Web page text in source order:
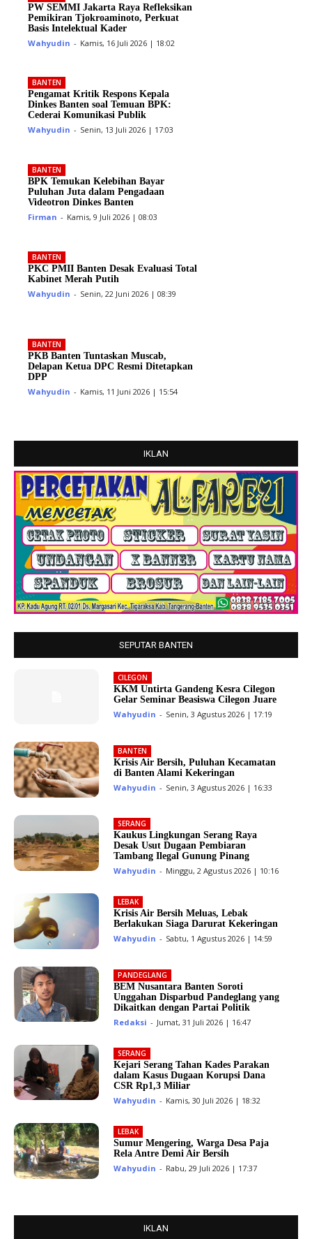
PW SEMMI Jakarta Raya Refleksikan
Pemikiran Tjokroaminoto, Perkuat
Basis Intelektual Kader
Wahyudin - Kamis, 16 Juli 2026 | 18:02
BANTEN
Pengamat Kritik Respons Kepala
Dinkes Banten soal Temuan BPK:
Cederai Komunikasi Publik
Wahyudin - Senin, 13 Juli 2026 | 17:03
BANTEN
BPK Temukan Kelebihan Bayar
Puluhan Juta dalam Pengadaan
Videotron Dinkes Banten
Firman - Kamis, 9 Juli 2026 | 08:03
BANTEN
PKC PMII Banten Desak Evaluasi Total
Kabinet Merah Putih
Wahyudin - Senin, 22 Juni 2026 | 08:39
BANTEN
PKB Banten Tuntaskan Muscab,
Delapan Ketua DPC Resmi Ditetapkan
DPP
Wahyudin - Kamis, 11 Juni 2026 | 15:54
IKLAN
SEPUTAR BANTEN
CILEGON
KKM Untirta Gandeng Kesra Cilegon
Gelar Seminar Beasiswa Cilegon Juare
Wahyudin - Senin, 3 Agustus 2026 | 17:19
BANTEN
Krisis Air Bersih, Puluhan Kecamatan
di Banten Alami Kekeringan
Wahyudin - Senin, 3 Agustus 2026 | 16:33
SERANG
Kaukus Lingkungan Serang Raya
Desak Usut Dugaan Pembiaran
Tambang Ilegal Gunung Pinang
Wahyudin - Minggu, 2 Agustus 2026 | 10:16
LEBAK
Krisis Air Bersih Meluas, Lebak
Berlakukan Siaga Darurat Kekeringan
Wahyudin - Sabtu, 1 Agustus 2026 | 14:59
PANDEGLANG
BEM Nusantara Banten Soroti
Unggahan Disparbud Pandeglang yang
Dikaitkan dengan Partai Politik
Redaksi - Jumat, 31 Juli 2026 | 16:47
SERANG
Kejari Serang Tahan Kades Parakan
dalam Kasus Dugaan Korupsi Dana
CSR Rp1,3 Miliar
Wahyudin - Kamis, 30 Juli 2026 | 18:32
LEBAK
Sumur Mengering, Warga Desa Paja
Rela Antre Demi Air Bersih
Wahyudin - Rabu, 29 Juli 2026 | 17:37
IKLAN